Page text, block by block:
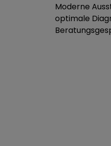
Moderne
optimale